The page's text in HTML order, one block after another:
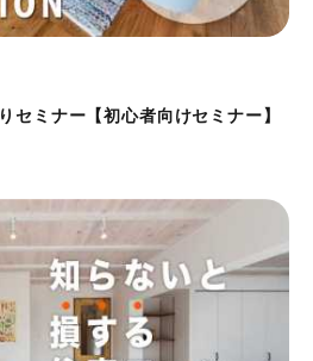
セミナー【初心者向けセミナー】